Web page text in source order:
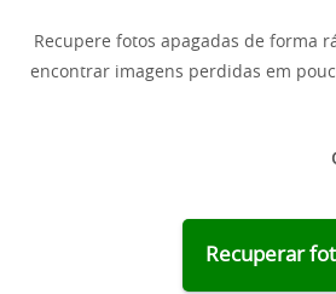
Recupere fotos apagadas de forma
encontrar imagens perdidas em
Recuperar